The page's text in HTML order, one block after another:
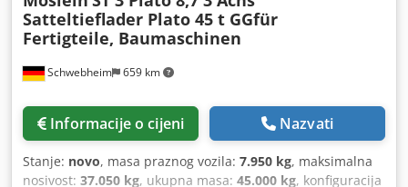
Schwebheim 659 km
Satteltieflader Plato 45 t GGfür
Fertigteile, Baumaschinen
Informacije o cijeni Nazvati
Stanje: novo, masa praznog vozila: 7.950 kg, maksimalna
nosivost: 37.050 kg, ukupna masa: 45.000 kg, konfiguracija